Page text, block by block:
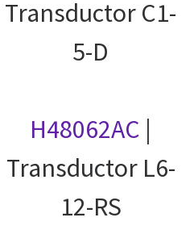
Transductor C1-
5-D
H48062AC |
Transductor L6-
12-RS